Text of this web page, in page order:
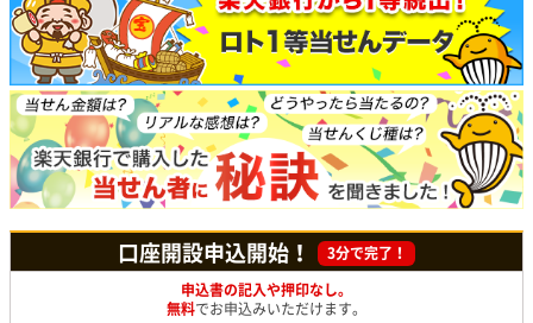
口座開設申込開始！
3分で完了！
申込書の記入や押印なし。
無料でお申込みいただけます。